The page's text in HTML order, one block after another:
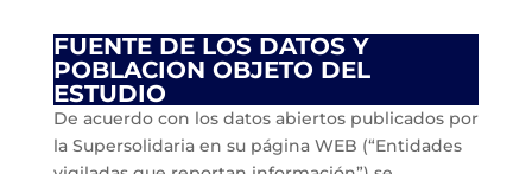
FUENTE DE LOS DATOS Y
POBLACION OBJETO DEL
ESTUDIO
De acuerdo con los datos abiertos publicados por
la Supersolidaria en su página WEB (“Entidades